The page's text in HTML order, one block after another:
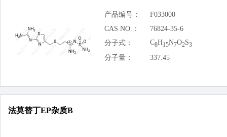
产品编号：
F033000
CAS NO.：
76824-35-6
分子式：
C8H15N7O2S3
分子量： 337.45
法莫替丁EP杂质B